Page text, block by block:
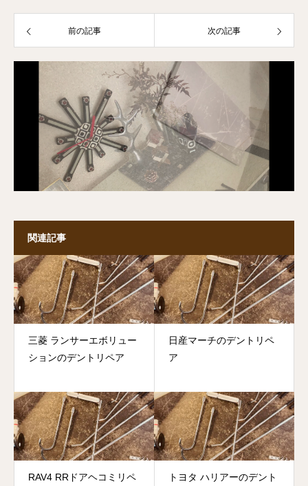
前の記事 次の記事
関連記事
三菱 ランサーエボリュー
ションのデントリペア
日産マーチのデントリペ
ア
RAV4 RRドアヘコミリペ トヨタ ハリアーのデント